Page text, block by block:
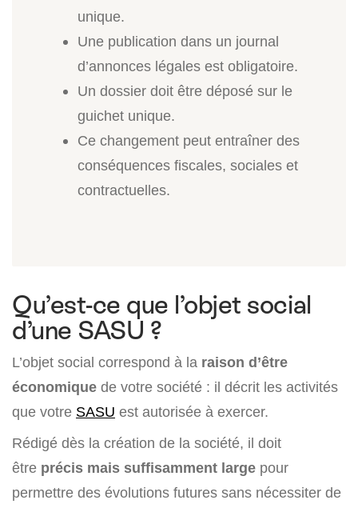
unique.
Une publication dans un journal
d’annonces légales est obligatoire.
Un dossier doit être déposé sur le
guichet unique.
Ce changement peut entraîner des
conséquences fiscales, sociales et
contractuelles.
Qu’est-ce que l’objet social
d’une SASU ?
L’objet social correspond à la raison d’être
économique de votre société : il décrit les activités
que votre SASU est autorisée à exercer.
Rédigé dès la création de la société, il doit
être précis mais suffisamment large pour
permettre des évolutions futures sans nécessiter de